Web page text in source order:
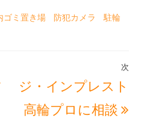
ゴミ置き場 防犯カメラ 駐輪
次
次
ジ・インプレスト
高輪プロに相談